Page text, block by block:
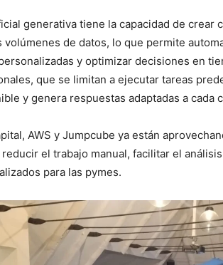
generativa tiene la capacidad de crear
volúmenes de datos, lo que permite
y optimizar decisiones en
que se limitan a ejecutar tareas
y genera respuestas adaptadas a cada
AWS y Jumpcube ya están
el trabajo manual, facilitar el
para las pymes.